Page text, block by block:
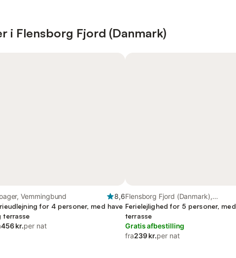
i Flensborg Fjord (Danmark)
Vemmingbund
8,6
for 4 personer, med have
terrasse
456 kr.per nat
Flensborg Fjord (Danmark),
Sønderborg Kommune
Ferielejlighed for 5 personer, med
terrasse
Gratis afbestilling
fra239 kr.per nat